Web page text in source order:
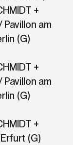
+
Pavillon am
(G)
+
Pavillon am
(G)
+
(G)